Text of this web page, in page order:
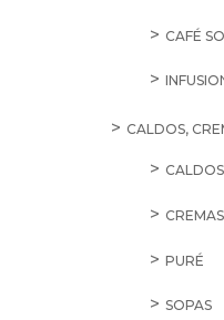
CAFÉ
CALDOS,
CALDOS
CREMAS
PURÉ
SOPAS